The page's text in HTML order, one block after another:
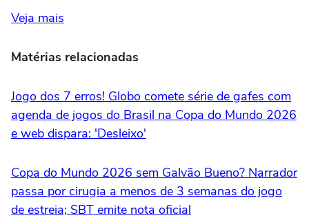
Veja mais
Matérias relacionadas
Jogo dos 7 erros! Globo comete série de gafes com
agenda de jogos do Brasil na Copa do Mundo 2026
e web dispara: 'Desleixo'
Copa do Mundo 2026 sem Galvão Bueno? Narrador
passa por cirugia a menos de 3 semanas do jogo
de estreia; SBT emite nota oficial